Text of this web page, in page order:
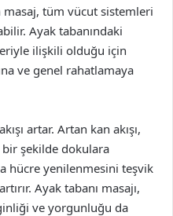
masaj, tüm vücut sistemleri
Ayak tabanındaki
ilişkili olduğu için
ve genel rahatlamaya
artar. Artan kan akışı,
bir şekilde dokulara
hücre yenilenmesini teşvik
Ayak tabanı masajı,
ve yorgunluğu da